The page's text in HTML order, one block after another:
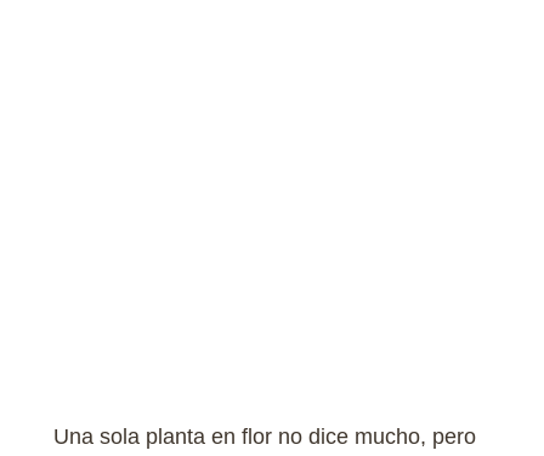
Una sola planta en flor no dice mucho, pero